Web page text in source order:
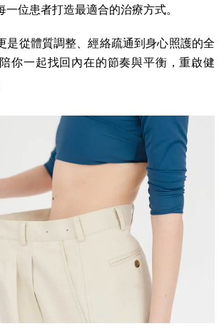
位患者打造最適合的治療方式。
是從體質調整、經絡疏通到身心照護的全
你一起找回內在的節奏與平衡，重啟健